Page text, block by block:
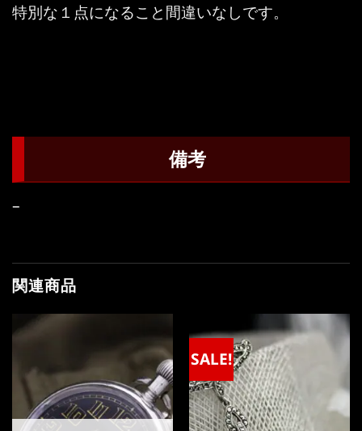
特別な１点になること間違いなしです。
備考
–
関連商品
SALE!